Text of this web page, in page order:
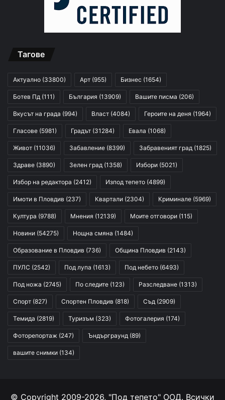
Тагове
Актуално (33800) Арт (955) Бизнес (1654)
Ботев Пд (111) България (13909) Вашите писма (206)
Вкусът на града (994) Власт (4084) Героите на деня (1964)
Гласове (5981) Градът (31284) Евала (1068)
Живот (11036) Забавление (8399) Забравеният град (1825)
Здраве (3890) Зелен град (1358) Избори (5021)
Избор на редактора (2412) Изпод тепето (4899)
Имоти в Пловдив (237) Квартали (2304) Криминале (5969)
Култура (9788) Мнения (12139) Моите отговори (115)
Новини (54275) Нощна смяна (1484)
Образование в Пловдив (736) Община Пловдив (2143)
ПУЛС (2542) Под лупа (1613) Под небето (6493)
Под ножа (2745) По следите (123) Разследване (1313)
Спорт (827) Спортен Пловдив (818) Съд (2909)
Темида (2819) Туризъм (323) Фотогалерия (174)
Фоторепортаж (247) Ъндърграунд (89)
вашите снимки (134)
© Copyright 2009-2026, "Под тепето" ООД. Всички